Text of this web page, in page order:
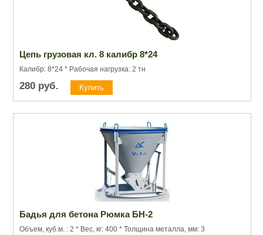
Цепь грузовая кл. 8 калибр 8*24
Калибр: 8*24 * Рабочая нагрузка: 2 тн
280 руб.
Бадья для бетона Рюмка БН-2
Объем, куб.м. : 2 * Вес, кг: 400 * Толщина металла, мм: 3